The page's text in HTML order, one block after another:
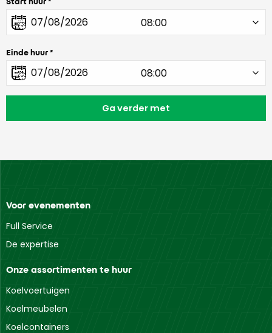
Einde huur
Voor evenementen
Full Service
De expertise
Onze assortimenten te huur
Koelvoertuigen
Koelmeubelen
Koelcontainers